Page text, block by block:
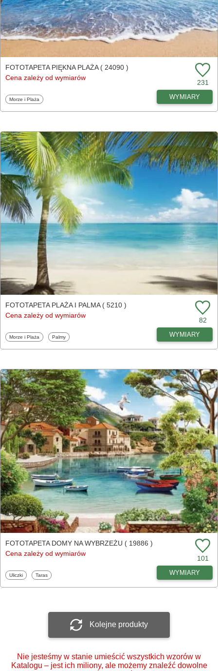
FOTOTAPETA PIĘKNA PLAŻA ( 24090 )
Cena zależy od wymiarów
231
Fototapety
Morze i Plaża WYMIARY
FOTOTAPETA PLAŻA I PALMA ( 5210 )
Cena zależy od wymiarów
82
Fototapety
Morze i Plaża Fototapety
Palmy WYMIARY
FOTOTAPETA DOMY NA WYBRZEŻU ( 19886 )
Cena zależy od wymiarów
101
Fototapety
Uliczki Fototapety
Taras WYMIARY
Kolejne produkty
Nie jesteśmy w stanie umieścić wszystkich wzorów w
Katalogu – jest ich miliony, ale możemy znaleźć dowolne